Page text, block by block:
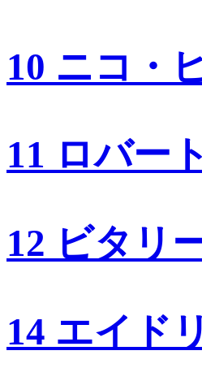
10 ニコ・
11 ロバー
12 ビタリ
14 エイド